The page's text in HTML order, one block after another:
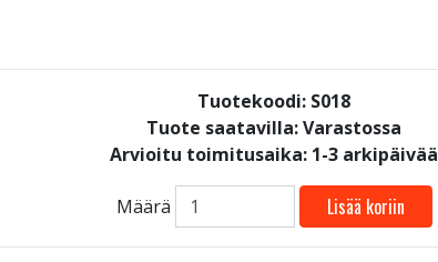
Tuotekoodi: S018
Tuote saatavilla:Varastossa
Arvioitu toimitusaika: 1-3 arkipäivää
Määrä Lisää koriin